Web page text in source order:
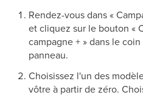
Rendez-vous dans «
et cliquez sur le bouton «
campagne + » dans le
panneau.
Choisissez l'un des
vôtre à partir de zéro.